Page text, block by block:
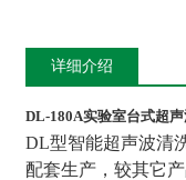
详细介绍
DL-180A实验室台式超
DL型智能超声波清
配套生产，较其它